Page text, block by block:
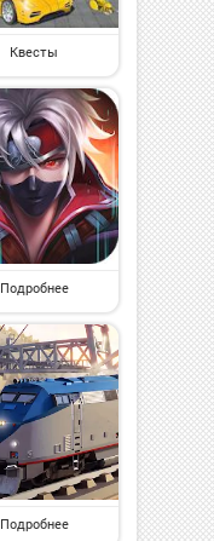
Квесты
Подробнее
Подробнее